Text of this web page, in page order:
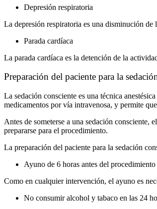
Depresión respiratoria
La depresión respiratoria es una disminución
Parada cardíaca
La parada cardíaca es la detención de la
Preparación del paciente para la
La sedación consciente es una técnica
medicamentos por vía intravenosa, y permite
Antes de someterse a una sedación consciente,
prepararse para el procedimiento.
La preparación del paciente para la sedación
Ayuno de 6 horas antes del procedimiento
Como en cualquier intervención, el ayuno es
No consumir alcohol y tabaco en las 24